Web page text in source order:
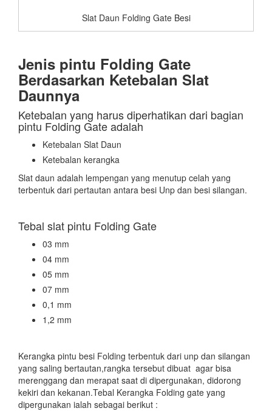
Slat Daun Folding Gate Besi
Jenis pintu Folding Gate
Berdasarkan Ketebalan Slat
Daunnya
Ketebalan yang harus diperhatikan dari bagian
pintu Folding Gate adalah
Ketebalan Slat Daun
Ketebalan kerangka
Slat daun adalah lempengan yang menutup celah yang
terbentuk dari pertautan antara besi Unp dan besi silangan.
Tebal slat pintu Folding Gate
03 mm
04 mm
05 mm
07 mm
0,1 mm
1,2 mm
Kerangka pintu besi Folding terbentuk dari unp dan silangan
yang saling bertautan,rangka tersebut dibuat agar bisa
merenggang dan merapat saat di dipergunakan, didorong
kekiri dan kekanan.Tebal Kerangka Folding gate yang
dipergunakan ialah sebagai berikut :